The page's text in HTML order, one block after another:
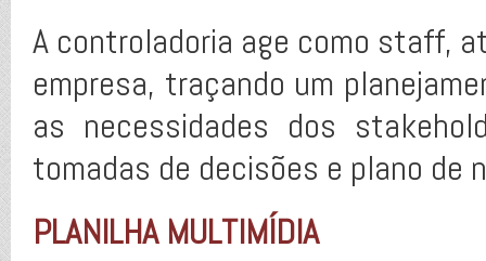
A controladoria age como staff,
empresa, traçando um
as necessidades dos
tomadas de decisões e plano de
PLANILHA MULTIMÍDIA